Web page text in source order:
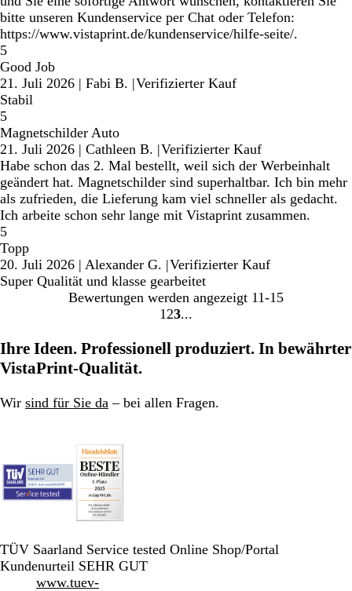
bitte unseren Kundenservice per Chat oder Telefon:
https://www.vistaprint.de/kundenservice/hilfe-seite/.
5
Good Job
21. Juli 2026 | Fabi B. |Verifizierter Kauf
Stabil
5
Magnetschilder Auto
21. Juli 2026 | Cathleen B. |Verifizierter Kauf
Habe schon das 2. Mal bestellt, weil sich der Werbeinhalt
geändert hat. Magnetschilder sind superhaltbar. Ich bin mehr
als zufrieden, die Lieferung kam viel schneller als gedacht.
Ich arbeite schon sehr lange mit Vistaprint zusammen.
5
Topp
20. Juli 2026 | Alexander G. |Verifizierter Kauf
Super Qualität und klasse gearbeitet
Bewertungen werden angezeigt 11-15
Gehe
Seite
1 Gehe
Seite
2 Gehe
Seite
3
Ihre Ideen. Professionell produziert. In bewährter
VistaPrint-Qualität.
Wir sind für Sie da – bei allen Fragen.
TÜV Saarland Service tested Online Shop/Portal
Kundenurteil SEHR GUT
www.tuev-